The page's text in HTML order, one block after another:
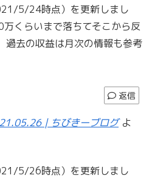
5/24時点）を更新しまし
くらいまで落ちてそこから反
過去の収益は月次の情報も参考
返信
| ちびきーブログ よ
5/26時点）を更新しまし